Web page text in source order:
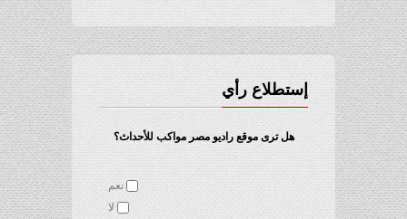
إستطلاع رأي
هل ترى موقع راديو مصر مواكب للأحداث؟
نعم